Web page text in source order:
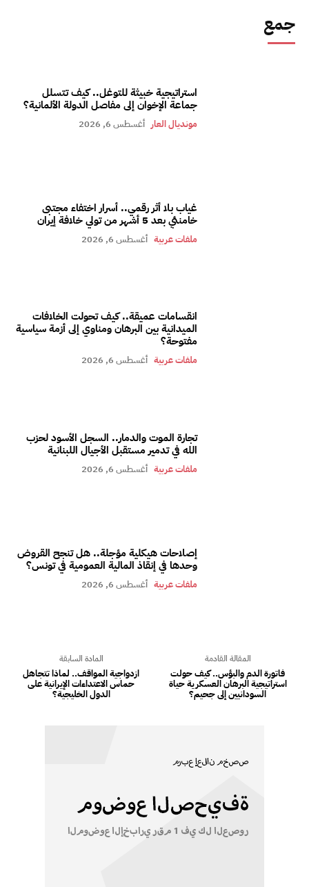
جمع
استراتيجية خبيثة للتوغل.. كيف تتسلل
جماعة الإخوان إلى مفاصل الدولة الألمانية؟
مونديال العار أغسطس 6, 2026
غياب بلا أثر رقمي.. أسرار اختفاء مجتبى
خامنئي بعد 5 أشهر من تولي خلافة إيران
ملفات عربية أغسطس 6, 2026
انقسامات عميقة.. كيف تحولت الخلافات
الميدانية بين البرهان ومناوي إلى أزمة سياسية
مفتوحة؟
ملفات عربية أغسطس 6, 2026
تجارة الموت والدمار.. السجل الأسود لحزب
الله في تدمير مستقبل الأجيال اللبنانية
ملفات عربية أغسطس 6, 2026
إصلاحات هيكلية مؤجلة.. هل تنجح القروض
وحدها في إنقاذ المالية العمومية في تونس؟
ملفات عربية أغسطس 6, 2026
المادة السابقة
ازدواجية المواقف.. لماذا تتجاهل
حماس الاعتداءات الإيرانية على
الدول الخليجية؟
المقالة القادمة
فاتورة الدم والبؤس.. كيف حولت
استراتيجية البرهان العسكرية حياة
السودانيين إلى جحيم؟